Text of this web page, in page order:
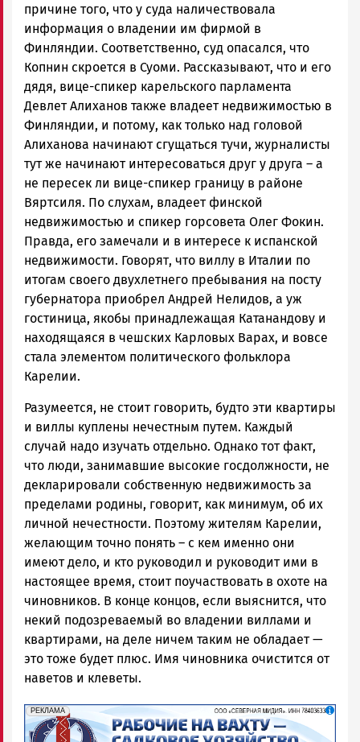
причине того, что у суда наличествовала
информация о владении им фирмой в
Финляндии. Соответственно, суд опасался, что
Копнин скроется в Суоми. Рассказывают, что и его
дядя, вице-спикер карельского парламента
Девлет Алиханов также владеет недвижимостью в
Финляндии, и потому, как только над головой
Алиханова начинают сгущаться тучи, журналисты
тут же начинают интересоваться друг у друга – а
не пересек ли вице-спикер границу в районе
Вяртсиля. По слухам, владеет финской
недвижимостью и спикер горсовета Олег Фокин.
Правда, его замечали и в интересе к испанской
недвижимости. Говорят, что виллу в Италии по
итогам своего двухлетнего пребывания на посту
губернатора приобрел Андрей Нелидов, а уж
гостиница, якобы принадлежащая Катанандову и
находящаяся в чешских Карловых Варах, и вовсе
стала элементом политического фольклора
Карелии.
Разумеется, не стоит говорить, будто эти квартиры
и виллы куплены нечестным путем. Каждый
случай надо изучать отдельно. Однако тот факт,
что люди, занимавшие высокие госдолжности, не
декларировали собственную недвижимость за
пределами родины, говорит, как минимум, об их
личной нечестности. Поэтому жителям Карелии,
желающим точно понять – с кем именно они
имеют дело, и кто руководил и руководит ими в
настоящее время, стоит поучаствовать в охоте на
чиновников. В конце концов, если выяснится, что
некий подозреваемый во владении виллами и
квартирами, на деле ничем таким не обладает —
это тоже будет плюс. Имя чиновника очистится от
наветов и клеветы.
erid: 2SDnjf467GP
РЕКЛАМА
Реклама